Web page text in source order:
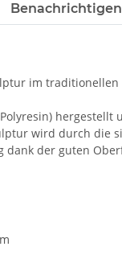
im traditionellen
wird durch die
dank der guten